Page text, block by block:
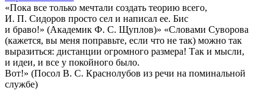
«Пока все только мечтали создать теорию всего,
И. П. Сидоров просто сел и написал ее. Бис
и браво!» (Академик Ф. С. Щуплов)» «Словами Суворова
(кажется, вы меня поправьте, если что не так) можно так
выразиться: дистанции огромного размера! Так и мысли,
и идеи, и все у покойного было.
Вот!» (Посол В. С. Краснолубов из речи на поминальной
службе)